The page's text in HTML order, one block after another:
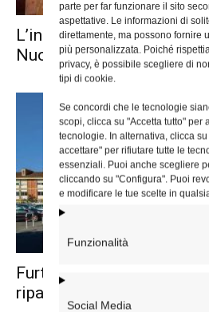
parte per far funzionare il sito
aspettative. Le informazioni di
direttamente, ma possono fornire
più personalizzata. Poiché
privacy, è possibile scegliere di
tipi di cookie.
Se concordi che le tecnologie
scopi, clicca su "Accetta tutto" per
tecnologie. In alternativa, clicca
accettare" per rifiutare tutte le
essenziali. Puoi anche scegliere
cliccando su "Configura". Puoi
e modificare le tue scelte in
Funzionalità
Social Media
L’inaugurazione
Nuova Gordiani
Furto all’Aurelia Hospital:
riparazione nelle chiese di